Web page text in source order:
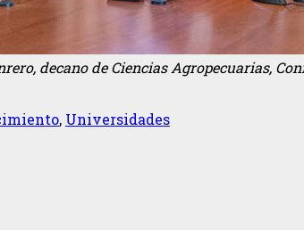
decano de Ciencias Agropecuarias,
, Universidades